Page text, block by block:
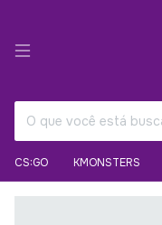
CS:GO KMONSTERS